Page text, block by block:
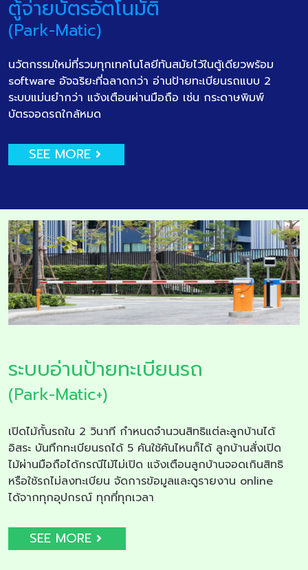
ตู้จ่ายบัตรอัตโนมัติ
(Park-Matic)
นวัตกรรมใหม่ที่รวมทุกเทคโนโลยีทันสมัยไว้ในตู้เดียวพร้อม
software อัจฉริยะที่ฉลาดกว่า อ่านป้ายทะเบียนรถแบบ 2
ระบบแม่นยำกว่า แจ้งเตือนผ่านมือถือ เช่น กระดาษพิมพ์
บัตรจอดรถใกล้หมด
SEE MORE
ระบบอ่านป้ายทะเบียนรถ
(Park-Matic+)
เปิดไม้กั้นรถใน 2 วินาที กำหนดจำนวนสิทธิแต่ละลูกบ้านได้
อิสระ บันทึกทะเบียนรถได้ 5 คันใช้คันไหนก็ได้ ลูกบ้านสั่งเปิด
ไม้ผ่านมือถือได้กรณีไม้ไม่เปิด แจ้งเตือนลูกบ้านจอดเกินสิทธิ
หรือใช้รถไม่ลงทะเบียน จัดการข้อมูลและดูรายงาน online
ได้จากทุกอุปกรณ์ ทุกที่ทุกเวลา
SEE MORE